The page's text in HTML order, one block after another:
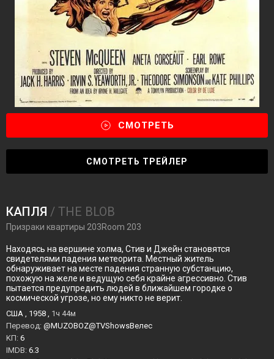
СМОТРЕТЬ
СМОТРЕТЬ ТРЕЙЛЕР
КАПЛЯ / THE BLOB
Призраки квартиры 203Room 203
Находясь на вершине холма, Стив и Джейн становятся
свидетелями падения метеорита. Местный житель
обнаруживает на месте падения странную субстанцию,
похожую на желе и ведущую себя крайне агрессивно. Стив
пытается предупредить людей в ближайшем городке о
космической угрозе, но ему никто не верит.
США , 1958 , 1ч 44м
Перевод: @MUZOBOZ@TVShowsВелес
KП: 6
IMDB: 6.3